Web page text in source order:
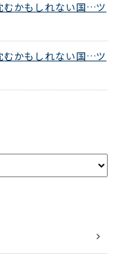
むかもしれない国…ツ
むかもしれない国…ツ